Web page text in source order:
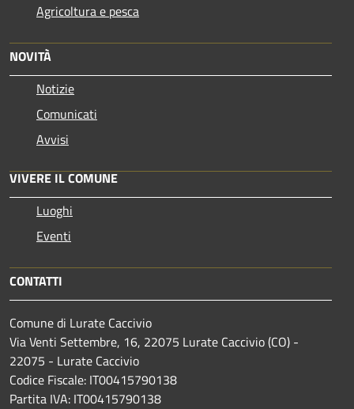
Agricoltura e pesca
NOVITÀ
Notizie
Comunicati
Avvisi
VIVERE IL COMUNE
Luoghi
Eventi
CONTATTI
Comune di Lurate Caccivio
Via Venti Settembre, 16, 22075 Lurate Caccivio (CO) -
22075 - Lurate Caccivio
Codice Fiscale: IT00415790138
Partita IVA: IT00415790138